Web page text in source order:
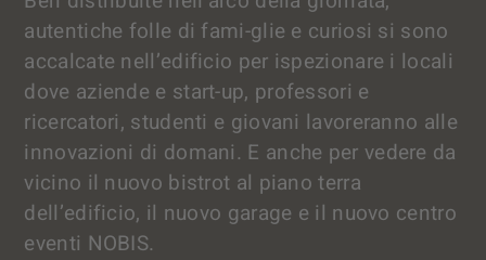
autentiche folle di fami-glie e curiosi si sono
accalcate nell’edificio per ispezionare i locali
dove aziende e start-up, professori e
ricercatori, studenti e giovani lavoreranno alle
innovazioni di domani. E anche per vedere da
vicino il nuovo bistrot al piano terra
dell’edificio, il nuovo garage e il nuovo centro
eventi NOBIS.